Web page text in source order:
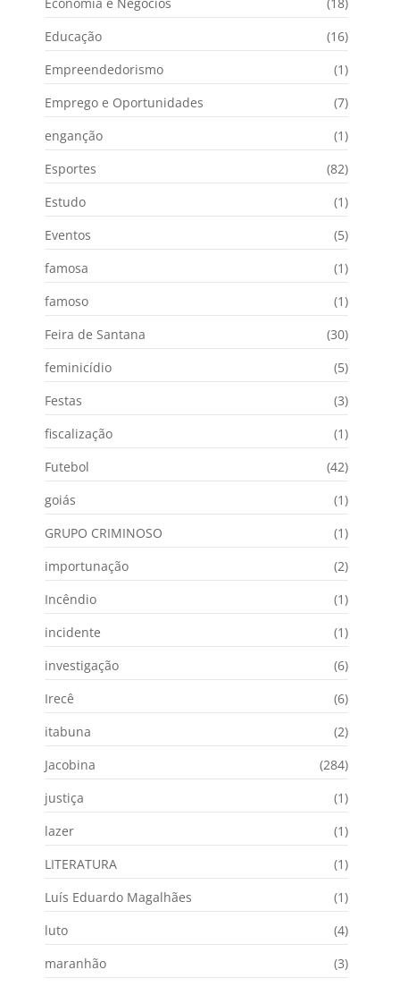
Educação
(16)
Empreendedorismo
(1)
Emprego e Oportunidades
(7)
enganção
(1)
Esportes
(82)
Estudo
(1)
Eventos
(5)
famosa
(1)
famoso
(1)
Feira de Santana
(30)
feminicídio
(5)
Festas
(3)
fiscalização
(1)
Futebol
(42)
goiás
(1)
GRUPO CRIMINOSO
(1)
importunação
(2)
Incêndio
(1)
incidente
(1)
investigação
(6)
Irecê
(6)
itabuna
(2)
Jacobina
(284)
justiça
(1)
lazer
(1)
LITERATURA
(1)
Luís Eduardo Magalhães
(1)
luto
(4)
maranhão
(3)